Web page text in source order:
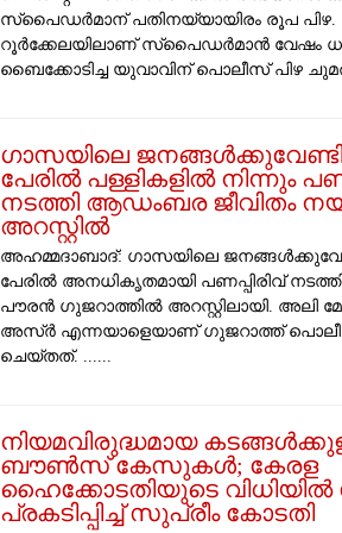
സ്‌പൈഡർമാന് പതിനയ്യായിരം രൂപ പിഴ.
റൂർക്കേലയിലാണ് സ്പൈഡർമാൻ വേഷം
ബൈക്കോടിച്ച യുവാവിന് പൊലീസ് പിഴ
ഗാസയിലെ
പേരിൽ പള്ളികളിൽ നിന്നും
നടത്തി ആഡംബര ജീവിതം
അറസ്റ്റിൽ
അഹമ്മദാബാദ്: ​ഗാസയിലെ
പേരിൽ അനധികൃതമായി പണപ്പിരിവ്
പൗരൻ ​ഗുജറാത്തിൽ അറസ്റ്റിലായി. അലി
അസ്ർ എന്നയാളെയാണ് ​ഗുജറാത്ത്
ചെയ്തത്. ......
​നിയമവിരുദ്ധമായ
ബൗൺസ് കേസുകൾ; കേരള
ഹൈക്കോടതിയുടെ
പ്രകടിപ്പിച്ച് സുപ്രീം കോടതി